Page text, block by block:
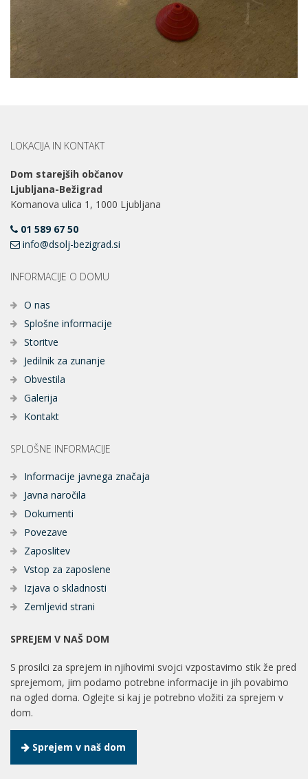
LOKACIJA IN KONTAKT
Dom starejših občanov
Ljubljana-Bežigrad
Komanova ulica 1, 1000 Ljubljana
01 589 67 50
info@dsolj-bezigrad.si
INFORMACIJE O DOMU
O nas
Splošne informacije
Storitve
Jedilnik za zunanje
Obvestila
Galerija
Kontakt
SPLOŠNE INFORMACIJE
Informacije javnega značaja
Javna naročila
Dokumenti
Povezave
Zaposlitev
Vstop za zaposlene
Izjava o skladnosti
Zemljevid strani
SPREJEM V NAŠ DOM
S prosilci za sprejem in njihovimi svojci vzpostavimo stik že pred
sprejemom, jim podamo potrebne informacije in jih povabimo
na ogled doma. Oglejte si kaj je potrebno vložiti za sprejem v
dom.
Sprejem v naš dom